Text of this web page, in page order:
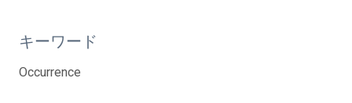
キーワード
Occurrence